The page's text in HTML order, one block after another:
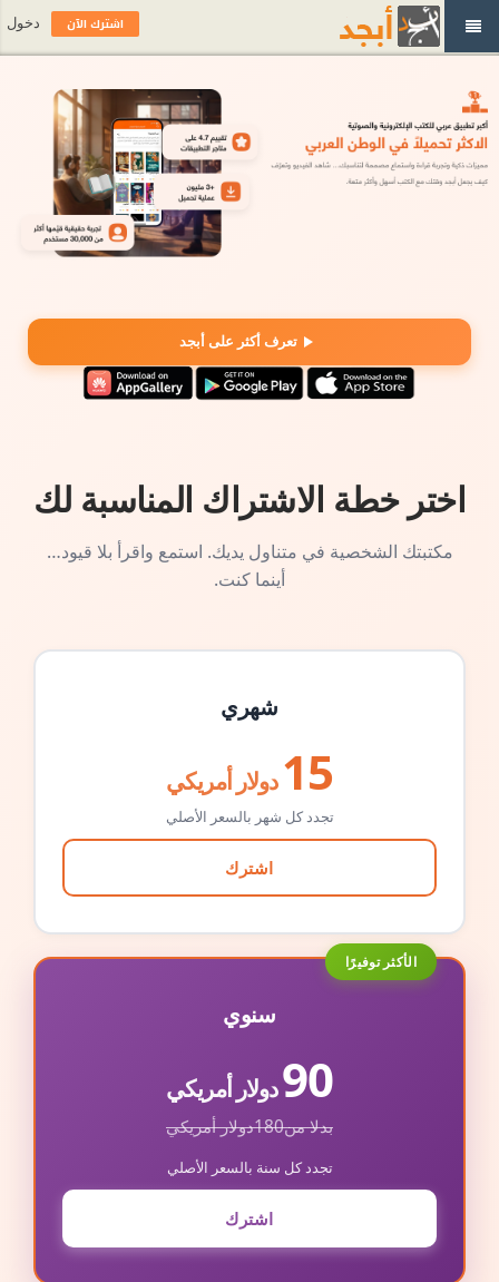
تعرف أكثر على أبجد
اختر خطة الاشتراك المناسبة لك
مكتبتك الشخصية في متناول يديك. استمع واقرأ بلا قيود…
أينما كنت.
شهري
15 دولار أمريكي
تجدد كل شهر بالسعر الأصلي
اشترك
الأكثر توفيرًا
سنوي
90دولار أمريكي
بدلا من180دولار أمريكي
تجدد كل سنة بالسعر الأصلي
اشترك
اشترك الآن دخول